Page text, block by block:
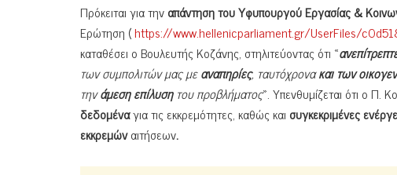
Πρόκειται για τηναπάντηση του Υφυπουργού Εργασίας &
Ερώτηση (https://www.hellenicparliament.gr/UserFiles/
καταθέσει ο Βουλευτής Κοζάνης, στηλιτεύοντας ότι «
των συμπολιτών μας μεαναπηρίες, ταυτόχρονακαι των
τηνάμεση επίλυσητου προβλήματος». Υπενθυμίζεται ότι ο Π.
δεδομέναγια τις εκκρεμότητες, καθώς και συγκεκριμένες
εκκρεμώναιτήσεων.